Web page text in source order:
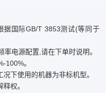
据国际GB/T 3853测试(等同于
电源配置,请在下单时说明。
100%。
下使用的机器为非标机型。
权。